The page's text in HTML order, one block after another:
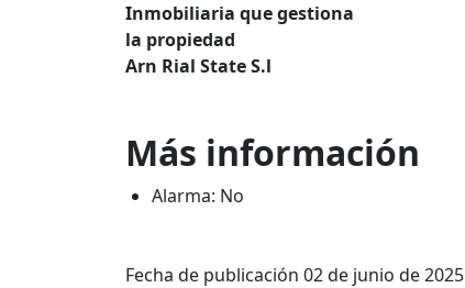
Inmobiliaria que gestiona
la propiedad
Arn Rial State S.l
Más información
Alarma: No
Fecha de publicación 02 de junio de 2025